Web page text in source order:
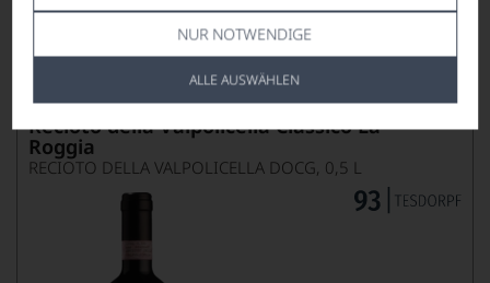
NUR NOTWENDIGE
ALLE AUSWÄHLEN
Lebensmittel­angaben
2022
Recioto della Valpolicella Classico La
Roggia
RECIOTO DELLA VALPOLICELLA DOCG, 0,5 L